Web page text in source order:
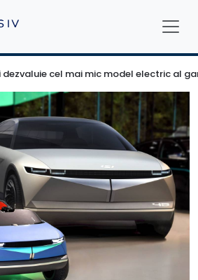
dezvaluie cel mai mic model electric al